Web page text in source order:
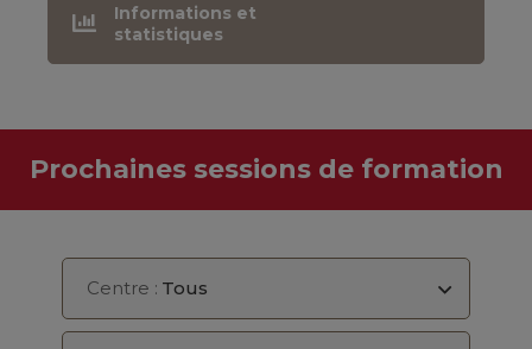
Informations et
statistiques
Prochaines sessions de formation
Centre : Tous